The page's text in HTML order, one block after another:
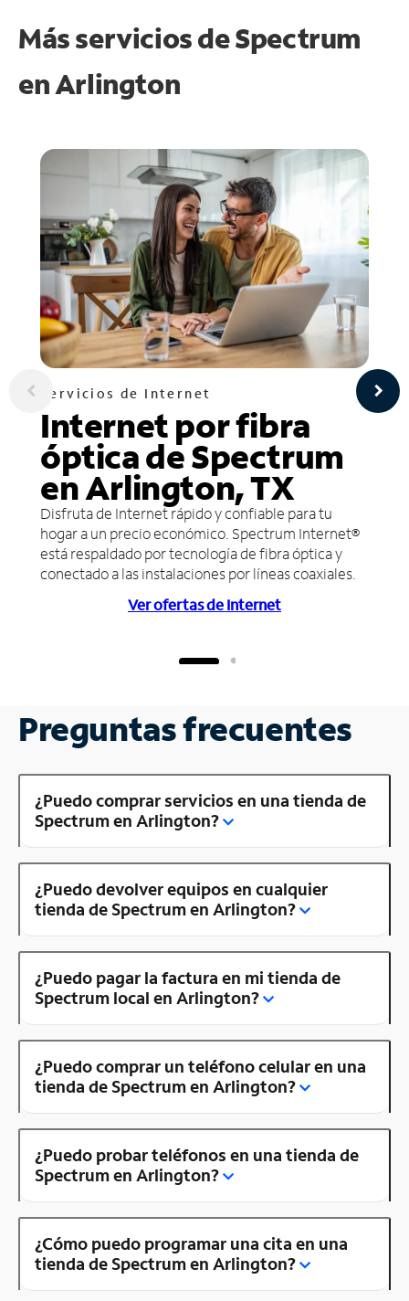
Más servicios de Spectrum
enArlington
Servicios de Internet
Internet por fibra
óptica de Spectrum
en Arlington, TX
Disfruta de Internet rápido y confiable para tu
hogar a un precio económico. Spectrum Internet®
está respaldado por tecnología de fibra óptica y
conectado a las instalaciones por líneas coaxiales.
Ver ofertas de Internet
Preguntas frecuentes
¿Puedo comprar servicios en una tienda de
Spectrum en Arlington?
¿Puedo devolver equipos en cualquier
tienda de Spectrum en Arlington?
¿Puedo pagar la factura en mi tienda de
Spectrum local en Arlington?
¿Puedo comprar un teléfono celular en una
tienda de Spectrum en Arlington?
¿Puedo probar teléfonos en una tienda de
Spectrum en Arlington?
¿Cómo puedo programar una cita en una
tienda de Spectrum en Arlington?